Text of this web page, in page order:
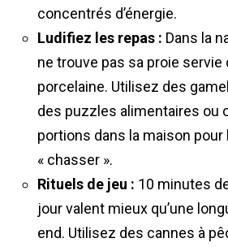
concentrés d’énergie.
Ludifiez les repas : Dans la
ne trouve pas sa proie servie
porcelaine. Utilisez des
des puzzles alimentaires ou
portions dans la maison pour
« chasser ».
Rituels de jeu : 10 minutes
jour valent mieux qu’une
end. Utilisez des cannes à